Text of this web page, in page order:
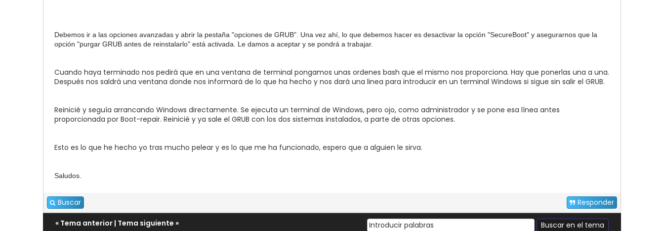
Debemos ir a las opciones avanzadas y abrir la pestaña "opciones de GRUB". Una vez ahí, lo que debemos hacer es desactivar la opción "SecureBoot" y asegurarnos que la
opción "purgar GRUB antes de reinstalarlo" está activada. Le damos a aceptar y se pondrá a trabajar.
Cuando haya terminado nos pedirá que en una ventana de terminal pongamos unas ordenes bash que el mismo nos proporciona. Hay que ponerlas una a una.
Después nos saldrá una ventana donde nos informará de lo que ha hecho y nos dará una linea para introducir en un terminal Windows si sigue sin salir el GRUB.
Reinicié y seguía arrancando Windows directamente. Se ejecuta un terminal de Windows, pero ojo, como administrador y se pone esa línea antes
proporcionada por Boot-repair. Reinicié y ya sale el GRUB con los dos sistemas instalados, a parte de otras opciones.
Esto es lo que he hecho yo tras mucho pelear y es lo que me ha funcionado, espero que a alguien le sirva.
Saludos.
Buscar Responder
« Tema anterior | Tema siguiente »